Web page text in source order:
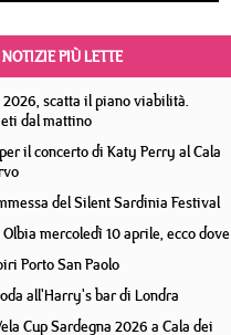
PIÙ LETTE
scatta il piano viabilità.
dal mattino
il concerto di Katy Perry al Cala
del Silent Sardinia Festival
mercoledì 10 aprile, ecco dove
Porto San Paolo
all'Harry's bar di Londra
Cup Sardegna 2026 a Cala dei